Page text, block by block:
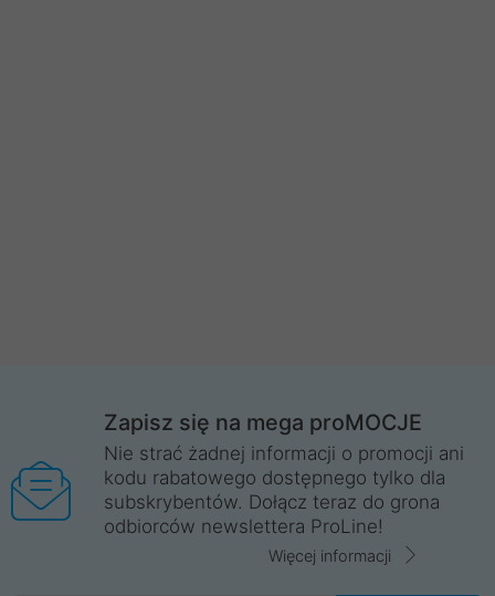
Zapisz się na mega proMOCJE
Nie strać żadnej informacji o promocji ani
kodu rabatowego dostępnego tylko dla
subskrybentów. Dołącz teraz do grona
odbiorców newslettera ProLine!
Więcej informacji